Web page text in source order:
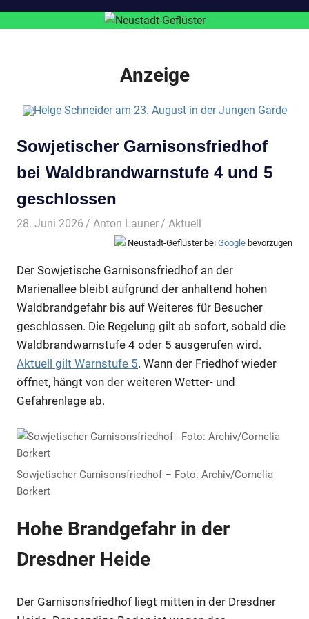
Anzeige
Sowjetischer Garnisonsfriedhof
bei Waldbrandwarnstufe 4 und 5
geschlossen
28. Juni 2026 Anton Launer Aktuell
Neustadt-Geflüster bei Google bevorzugen
Der Sowjetische Garnisonsfriedhof an der
Marienallee bleibt aufgrund der anhaltend hohen
Waldbrandgefahr bis auf Weiteres für Besucher
geschlossen. Die Regelung gilt ab sofort, sobald die
Waldbrandwarnstufe 4 oder 5 ausgerufen wird.
Aktuell gilt Warnstufe 5. Wann der Friedhof wieder
öffnet, hängt von der weiteren Wetter- und
Gefahrenlage ab.
Sowjetischer Garnisonsfriedhof – Foto: Archiv/Cornelia
Borkert
Hohe Brandgefahr in der
Dresdner Heide
Der Garnisonsfriedhof liegt mitten in der Dresdner